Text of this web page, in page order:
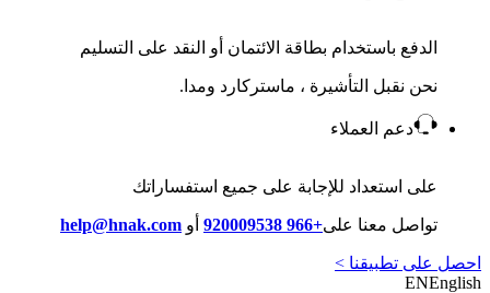
الدفع باستخدام بطاقة الائتمان أو النقد على التسليم
نحن نقبل التأشيرة ، ماستركارد ومدا.
دعم العملاء
على استعداد للإجابة على جميع استفساراتك
تواصل معنا على+966 920009538 أو help@hnak.com
احصل على تطبيقنا >
ENEnglish